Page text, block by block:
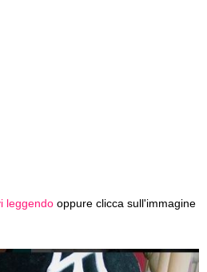
leggendo oppure clicca sull'immagine